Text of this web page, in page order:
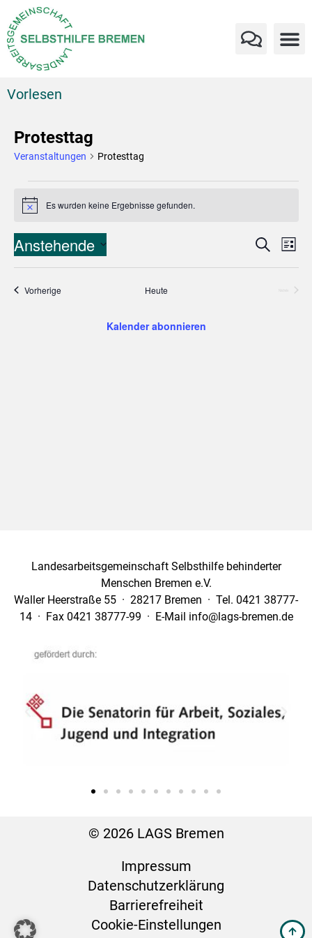
Vorlesen
Protesttag
Veranstaltungen Protesttag
HinweisEs wurden keine Ergebnisse gefunden.
Suche
Suche
Liste
Anstehende
VorherigeVeranstaltungen Heute Veranstaltungen
Kalender abonnieren
Landesarbeitsgemeinschaft Selbsthilfe behinderter
Menschen Bremen e.V.
Waller Heerstraße 55 · 28217 Bremen · Tel. 0421 38777-
14 · Fax 0421 38777-99 · E-Mail info@lags-bremen.de
© 2026 LAGS Bremen
Impressum
Datenschutz­erklärung
Barrierefreiheit
Cookie-Einstellungen